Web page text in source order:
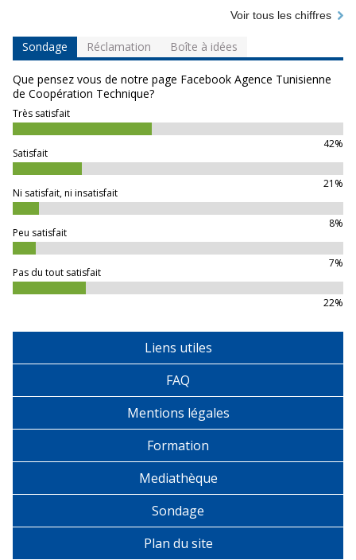
Voir tous les chiffres
Sondage Réclamation Boîte à idées
Que pensez vous de notre page Facebook Agence Tunisienne
de Coopération Technique?
Très satisfait
42%
Satisfait
21%
Ni satisfait, ni insatisfait
8%
Peu satisfait
7%
Pas du tout satisfait
22%
Liens utiles
FAQ
Mentions légales
Formation
Mediathèque
Sondage
Plan du site